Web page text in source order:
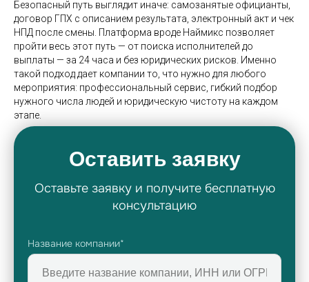
Безопасный путь выглядит иначе: самозанятые официанты,
договор ГПХ с описанием результата, электронный акт и чек
НПД после смены. Платформа вроде Наймикс позволяет
пройти весь этот путь — от поиска исполнителей до
выплаты — за 24 часа и без юридических рисков. Именно
такой подход дает компании то, что нужно для любого
мероприятия: профессиональный сервис, гибкий подбор
нужного числа людей и юридическую чистоту на каждом
этапе.
Оставить заявку
Оставьте заявку и получите бесплатную
консультацию
Название компании*